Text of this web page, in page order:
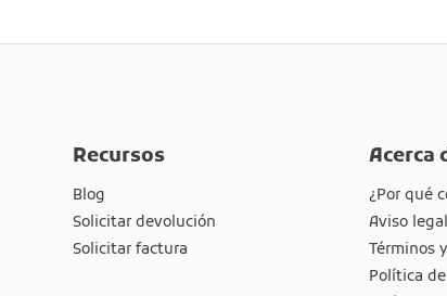
Recursos
Blog
Solicitar devolución
Solicitar factura
Acerca
¿Por qué
Aviso legal
Términos
Política